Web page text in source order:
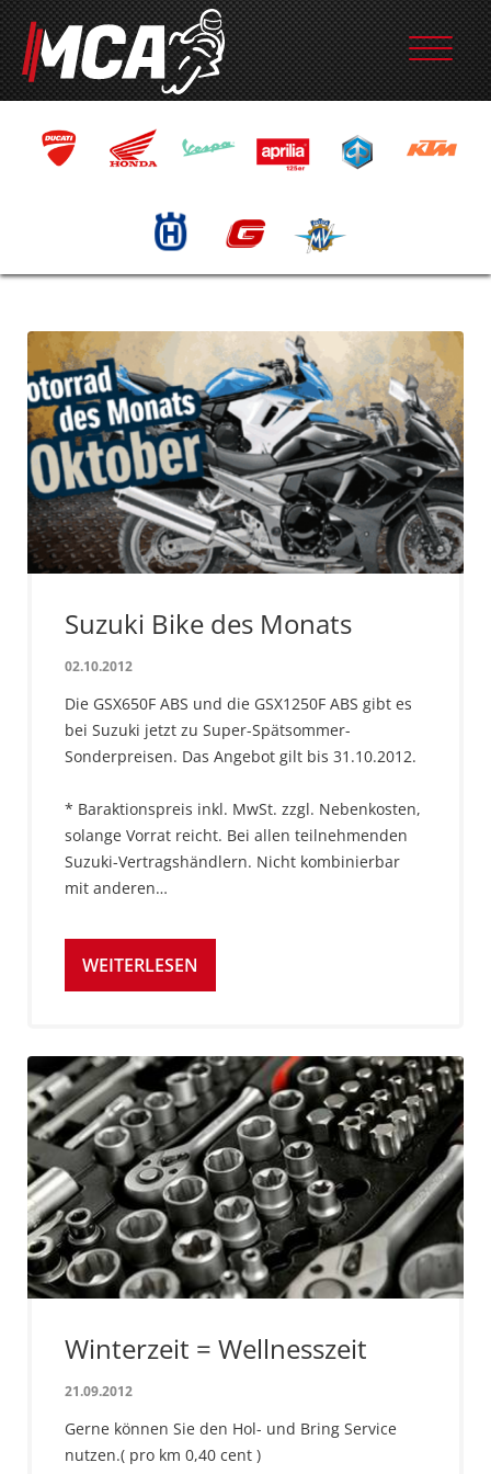
Suzuki Bike des Monats
02.10.2012
Die GSX650F ABS und die GSX1250F ABS gibt es
bei Suzuki jetzt zu Super-Spätsommer-
Sonderpreisen. Das Angebot gilt bis 31.10.2012.
* Baraktionspreis inkl. MwSt. zzgl. Nebenkosten,
solange Vorrat reicht. Bei allen teilnehmenden
Suzuki-Vertragshändlern. Nicht kombinierbar
mit anderen…
WEITERLESEN
Winterzeit = Wellnesszeit
21.09.2012
Gerne können Sie den Hol- und Bring Service
nutzen.( pro km 0,40 cent )